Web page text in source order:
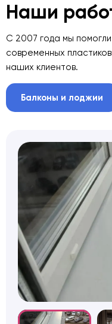
Наши
С 2007 года мы
современных
наших клиентов.
Балконы и лоджии